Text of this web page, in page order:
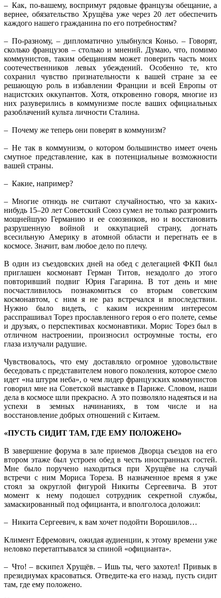
– Как, по-вашему, воспримут рядовые французы обещание, а
вернее, обязательство Хрущёва уже через 20 лет обеспечить
каждого нашего гражданина по его потребностям?
– По-разному, – дипломатично улыбнулся Коньо. – Говорят,
сколько французов – столько и мнений. Думаю, что, помимо
коммунистов, таким обещаниям может поверить часть моих
соотечественников левых убеждений. Особенно те, кто
сохранил чувство признательности к вашей стране за ее
решающую роль в избавлении Франции и всей Европы от
нацистских оккупантов. Хотя, откровенно говоря, многие из
них разуверились в коммунизме после ваших официальных
разоблачений культа личности Сталина.
– Почему же теперь они поверят в коммунизм?
– Не так в коммунизм, о котором большинство имеет очень
смутное представление, как в потенциальные возможности
вашей страны.
– Какие, например?
– Многие отнюдь не считают случайностью, что за каких-
нибудь 15–20 лет Советский Союз сумел не только разгромить
мощнейшую Германию и ее союзников, но и восстановить
разрушенную войной и оккупацией страну, догнать
всесильную Америку в атомной области и перегнать ее в
космосе. Значит, вам любое дело по плечу.
В один из съездовских дней на обед с делегацией ФКП был
приглашен космонавт Герман Титов, незадолго до этого
повторивший подвиг Юрия Гагарина. В тот день и мне
посчастливилось познакомиться со вторым советским
космонавтом, с ним я не раз встречался и впоследствии.
Нужно было видеть, с каким искренним интересом
расспрашивал Торез прославленного героя о его полете, семье
и друзьях, о перспективах космонавтики. Морис Торез был в
отличном настроении, произносил остроумные тосты, его
глаза излучали радушие.
Чувствовалось, что ему доставляло огромное удовольствие
беседовать с представителем нового поколения, которое смело
идет «на штурм неба», о чем лидер французских коммунистов
говорил мне на Советской выставке в Париже. Словом, наши
дела в космосе шли прекрасно. А это позволяло надеяться и на
успехи в земных начинаниях, в том числе и на
восстановление добрых отношений с Китаем.
«ПУСТЬ СИДИТ ТАМ, ГДЕ ЕМУ ПОЛОЖЕНО»
В завершение форума в зале приемов Дворца съездов на его
втором этаже был устроен обед в честь иностранных гостей.
Мне было поручено находиться при Хрущёве на случай
встречи с ним Мориса Тореза. В назначенное время я уже
стоял за округлой фигурой Никиты Сергеевича. В этот
момент к нему подошел сотрудник секретной службы,
замаскированный под официанта, и вполголоса доложил:
– Никита Сергеевич, к вам хочет подойти Ворошилов…
Климент Ефремович, ожидая аудиенции, к этому времени уже
неловко перетаптывался за спиной «официанта».
– Что! – вскипел Хрущёв. – Ишь ты, чего захотел! Привык в
президиумах красоваться. Отведите-ка его назад, пусть сидит
там, где ему положено.